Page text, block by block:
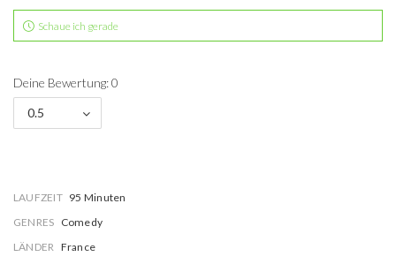
Schaue ich gerade
Deine Bewertung: 0
0.5
LAUFZEIT 95 Minuten
GENRES Comedy
LÄNDER France